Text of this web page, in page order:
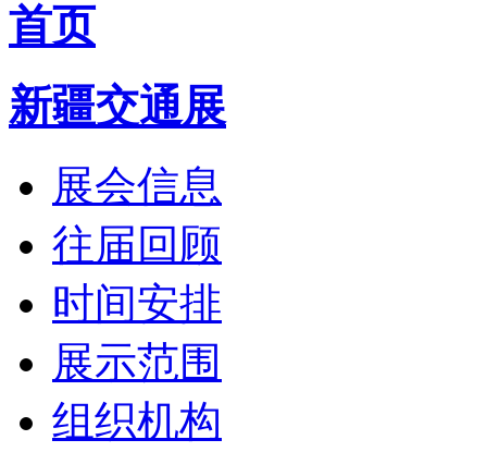
首页
新疆交通展
展会信息
往届回顾
时间安排
展示范围
组织机构